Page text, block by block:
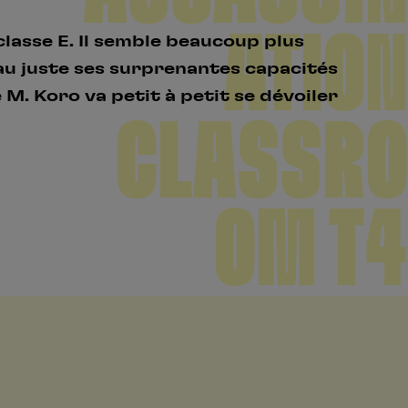
E. Il semble beaucoup plus
juste ses surprenantes capacités
M. Koro va petit à petit se dévoiler
ATION
CLASSRO
OM T4